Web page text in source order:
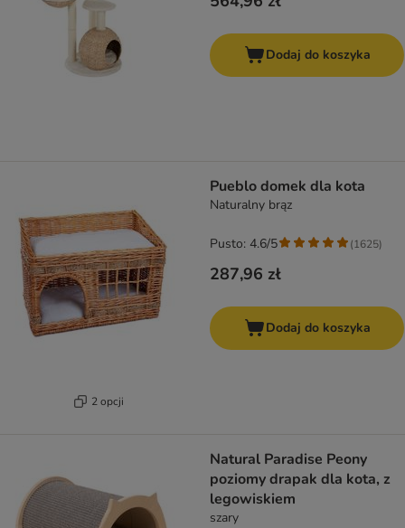
Dodaj do koszyka
2 opcji
Pueblo domek dla kota
Naturalny brąz
287,96 zł
Pusto: 4.6/5 (1625)
Dodaj do koszyka
Natural Paradise Peony
poziomy drapak dla kota, z
legowiskiem
szary